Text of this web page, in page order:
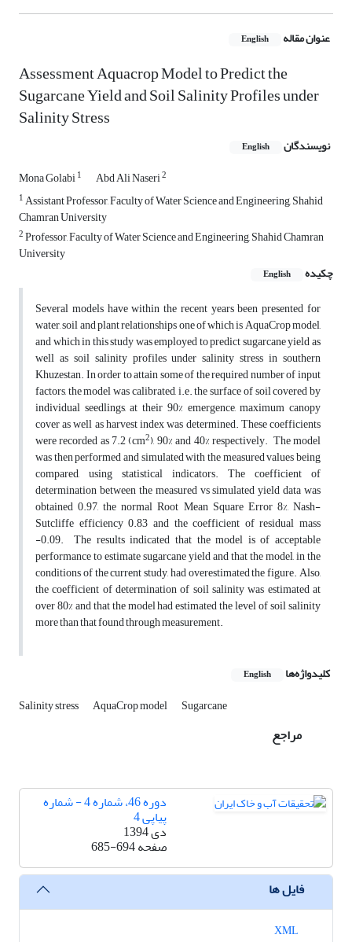
عنوان مقاله English
Assessment Aquacrop Model to Predict the
Sugarcane Yield and Soil Salinity Profiles under
Salinity Stress
نویسندگان English
Mona Golabi1 Abd Ali Naseri2
1Assistant Professor, Faculty of Water Science and Engineering, Shahid
Chamran University
2Professor, Faculty of Water Science and Engineering, Shahid Chamran
University
چکیده
English
Several models have within the recent years been presented for
water, soil and plant relationships one of which is AquaCrop model,
and which in this study was employed to predict sugarcane yield as
well as soil salinity profiles under salinity stress in southern
Khuzestan. In order to attain some of the required number of input
factors, the model was calibrated, i.e. the surface of soil covered by
individual seedlings, at their 90% emergence, maximum canopy
cover as well as harvest index was determined. These coefficients
were recorded as 7.2 (cm2), 90% and 40% respectively. The model
was then performed and simulated with the measured values being
compared, using statistical indicators. The coefficient of
determination between the measured vs simulated yield data was
obtained 0.97, the normal Root Mean Square Error 8%, Nash-
Sutcliffe efficiency 0.83 and the coefficient of residual mass
-0.09. The results indicated that the model is of acceptable
performance to estimate sugarcane yield and that the model, in the
conditions of the current study, had overestimated the figure. Also,
the coefficient of determination of soil salinity was estimated at
over 80% and that the model had estimated the level of soil salinity
more than that found through measurement.
کلیدواژه‌ها English
Salinity stress AquaCrop model Sugarcane
مراجع
دوره 46، شماره 4 - شماره
پیاپی 4
دی 1394
صفحه685-694
فایل ها